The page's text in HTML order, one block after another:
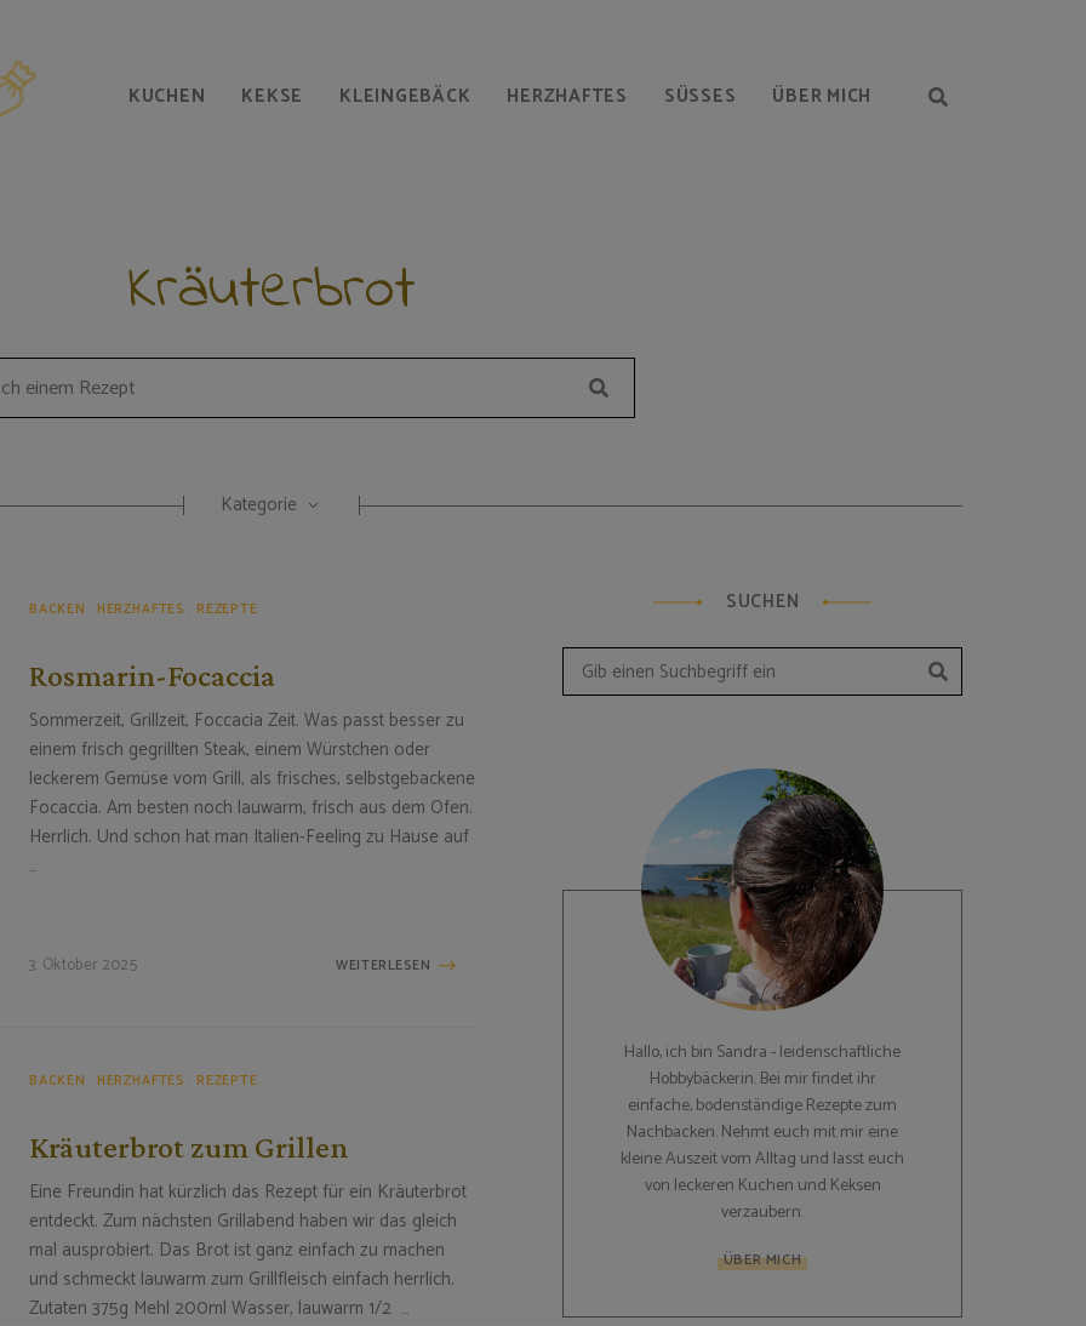
KUCHEN KEKSE KLEINGEBÄCK HERZHAFTES SÜSSES ÜBER MICH
Kräuterbrot
Suchen
Kategorie
BACKEN HERZHAFTES REZEPTE
Rosmarin-Focaccia
Sommerzeit, Grillzeit, Foccacia Zeit. Was passt besser zu
einem frisch gegrillten Steak, einem Würstchen oder
leckerem Gemüse vom Grill, als frisches, selbstgebackene
Focaccia. Am besten noch lauwarm, frisch aus dem Ofen.
Herrlich. Und schon hat man Italien-Feeling zu Hause auf
…
3. Oktober 2025 WEITERLESEN
BACKEN HERZHAFTES REZEPTE
Kräuterbrot zum Grillen
Eine Freundin hat kürzlich das Rezept für ein Kräuterbrot
entdeckt. Zum nächsten Grillabend haben wir das gleich
mal ausprobiert. Das Brot ist ganz einfach zu machen
und schmeckt lauwarm zum Grillfleisch einfach herrlich.
Zutaten 375g Mehl 200ml Wasser, lauwarm 1/2 …
SUCHEN
Search
Suchen
Hallo, ich bin Sandra - leidenschaftliche
Hobbybäckerin. Bei mir findet ihr
einfache, bodenständige Rezepte zum
Nachbacken. Nehmt euch mit mir eine
kleine Auszeit vom Alltag und lasst euch
von leckeren Kuchen und Keksen
verzaubern.
ÜBER MICH